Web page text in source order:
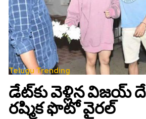
Telugu Trending
డేట్‌కు వెళ్లిన విజయ్
రష్మిక ఫొటో వైరల్‌